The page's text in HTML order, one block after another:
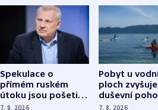
Spekulace o
přímém ruském
útoku jsou pošetilé,
míní estonský
7. 8. 2026
Pobyt u
ploch zvyšuje
duševní
ukázala
7. 8. 2026